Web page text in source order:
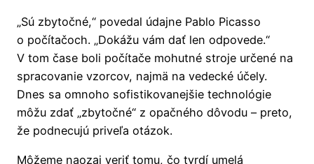
„Sú zbytočné,“ povedal údajne Pablo Picasso
o počítačoch. „Dokážu vám dať len odpovede.“
V tom čase boli počítače mohutné stroje určené na
spracovanie vzorcov, najmä na vedecké účely.
Dnes sa omnoho sofistikovanejšie technológie
môžu zdať „zbytočné“ z opačného dôvodu – preto,
že podnecujú priveľa otázok.
Môžeme naozaj veriť tomu, čo tvrdí umelá